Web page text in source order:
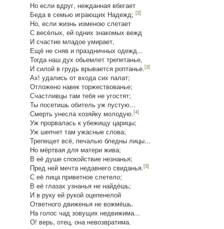
Но если вдруг, нежданная вбегает
Беда в семью играющих Надежд; [2]
Но, если жизнь изменою слетает
С весёлых, ей одних знакомых вежд
И счастие младое умирает,
Ещё не сняв и праздничных одежд...
Тогда наш дух обьемлет трепетанье,
И силой в грудь врывается роптанье.[3]
Ах! удались от входа сих палат;
Отложено навек торжествованье;
Счастливцы там тебя не угостят;
Ты посетишь обитель уж пустую...
Смерть унесла хозяйку молодую.[4]
Уж прорвалась к убежищу царицы;
Уж шепчет там ужасные слова;
Трепещет всё, печалью бледны лицы...
Но мёртвая для матери жива;
В её душе спокойствие незнанья;
Пред ней мечта недавнего свиданья.[5]
С её лица приветное слетело;
В её глазах узнанья не найдёшь;
И в руку ей рукой оцепенелой
Ответного движенья не вожмёшь.
На голос чад зовущих недвижима...
О! верь, отец, она невозвратима.